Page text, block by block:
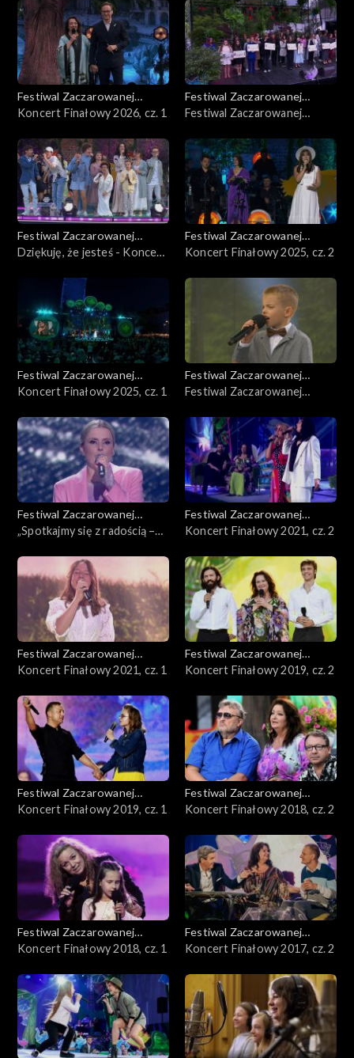
Dymnej
Festiwal Zaczarowanej
Piosenki
Koncert Finałowy 2026, cz. 1
Festiwal Zaczarowanej
Piosenki
Festiwal Zaczarowanej
Festiwal Zaczarowanej
Piosenki
Dziękuję, że jesteś - Koncert
Festiwal Zaczarowanej
Piosenki
Koncert Finałowy 2025, cz. 2
Festiwal Zaczarowanej
Piosenki
Koncert Finałowy 2025, cz. 1
Festiwal Zaczarowanej
Piosenki
Festiwal Zaczarowanej
Festiwal Zaczarowanej
Piosenki
„Spotkajmy się z radością –
Fundacji Anny Dymnej
Festiwal Zaczarowanej
Piosenki
Koncert Finałowy 2021, cz. 2
Festiwal Zaczarowanej
Piosenki
Koncert Finałowy 2021, cz. 1
Festiwal Zaczarowanej
Piosenki
Koncert Finałowy 2019, cz. 2
Festiwal Zaczarowanej
Piosenki
Koncert Finałowy 2019, cz. 1
Festiwal Zaczarowanej
Piosenki
Koncert Finałowy 2018, cz. 2
Festiwal Zaczarowanej
Piosenki
Koncert Finałowy 2018, cz. 1
Festiwal Zaczarowanej
Piosenki
Koncert Finałowy 2017, cz. 2